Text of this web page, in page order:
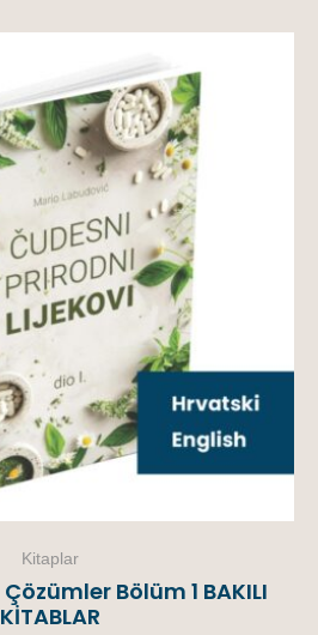
Kitaplar
Bölüm 1 BAKILI
KİTABLAR